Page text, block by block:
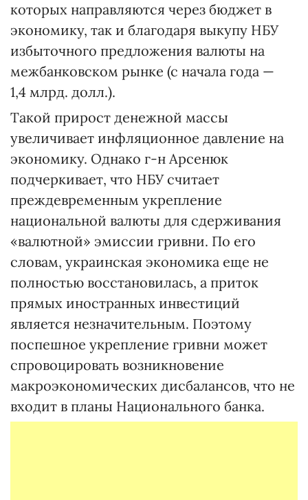
которых направляются через бюджет в
экономику, так и благодаря выкупу НБУ
избыточного предложения валюты на
межбанковском рынке (с начала года —
1,4 млрд. долл.).
Такой прирост денежной массы
увеличивает инфляционное давление на
экономику. Однако г-н Арсенюк
подчеркивает, что НБУ считает
преждевременным укрепление
национальной валюты для сдерживания
«валютной» эмиссии гривни. По его
словам, украинская экономика еще не
полностью восстановилась, а приток
прямых иностранных инвестиций
является незначительным. Поэтому
поспешное укрепление гривни может
спровоцировать возникновение
макроэкономических дисбалансов, что не
входит в планы Национального банка.